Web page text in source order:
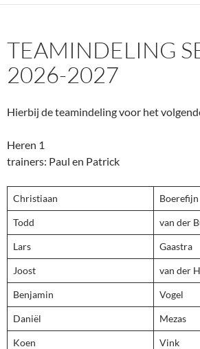
TEAMINDELING
2026-2027
Hierbij de teamindeling voor het
Heren 1
trainers: Paul en Patrick
Christiaan Boerefijn
Todd van der
Lars Gaastra
Joost van der
Benjamin Vogel
Daniël Mezas
Koen Vink